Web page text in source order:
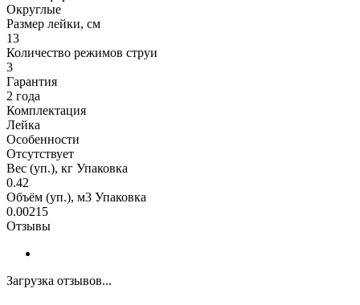
Округлые
Размер лейки, см
13
Количество режимов струи
3
Гарантия
2 года
Комплектация
Лейка
Особенности
Отсутствует
Вес (уп.), кг Упаковка
0.42
Объём (уп.), м3 Упаковка
0.00215
Отзывы
Загрузка отзывов...